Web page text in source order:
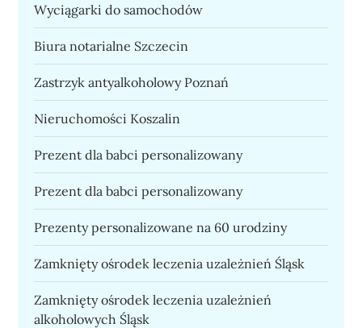
Wyciągarki do samochodów
Biura notarialne Szczecin
Zastrzyk antyalkoholowy Poznań
Nieruchomości Koszalin
Prezent dla babci personalizowany
Prezent dla babci personalizowany
Prezenty personalizowane na 60 urodziny
Zamknięty ośrodek leczenia uzależnień Śląsk
Zamknięty ośrodek leczenia uzależnień
alkoholowych Śląsk